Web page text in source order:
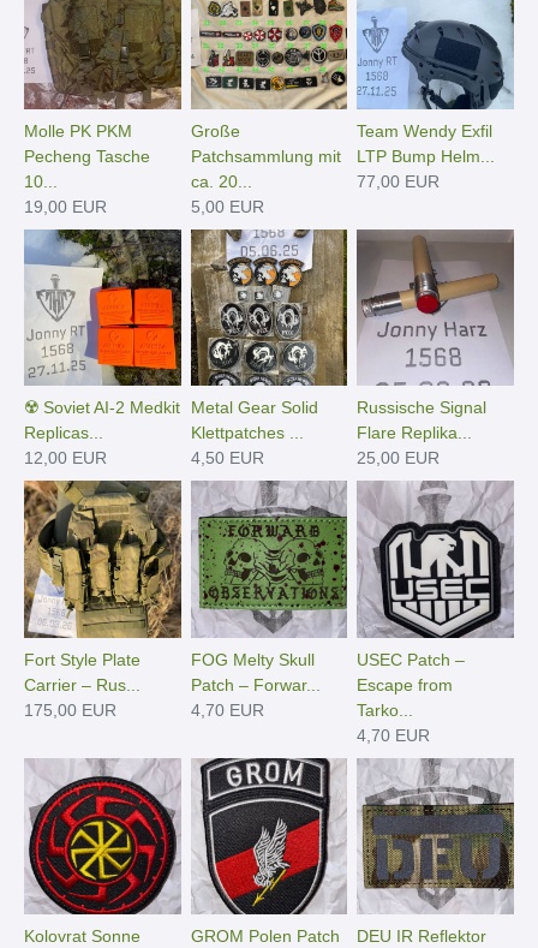
Molle PK PKM
Pecheng Tasche
10...
19,00 EUR
Große
Patchsammlung mit
ca. 20...
5,00 EUR
Team Wendy Exfil
LTP Bump Helm...
77,00 EUR
☢️ Soviet AI-2 Medkit
Replicas...
12,00 EUR
Metal Gear Solid
Klettpatches ...
4,50 EUR
Russische Signal
Flare Replika...
25,00 EUR
Fort Style Plate
Carrier – Rus...
175,00 EUR
FOG Melty Skull
Patch – Forwar...
4,70 EUR
USEC Patch –
Escape from
Tarko...
4,70 EUR
Kolovrat Sonne
GROM Polen Patch
DEU IR Reflektor